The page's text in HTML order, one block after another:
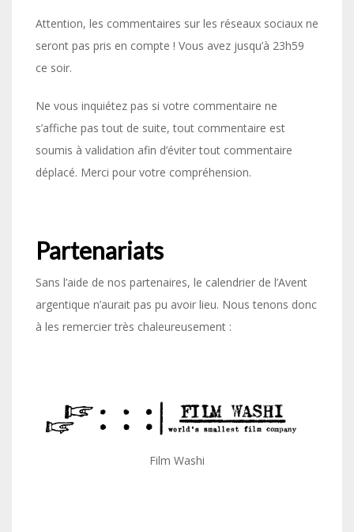
Attention, les commentaires sur les réseaux sociaux ne
seront pas pris en compte ! Vous avez jusqu’à 23h59
ce soir.
Ne vous inquiétez pas si votre commentaire ne
s’affiche pas tout de suite, tout commentaire est
soumis à validation afin d’éviter tout commentaire
déplacé. Merci pour votre compréhension.
Partenariats
Sans l’aide de nos partenaires, le calendrier de l’Avent
argentique n’aurait pas pu avoir lieu. Nous tenons donc
à les remercier très chaleureusement :
Film Washi